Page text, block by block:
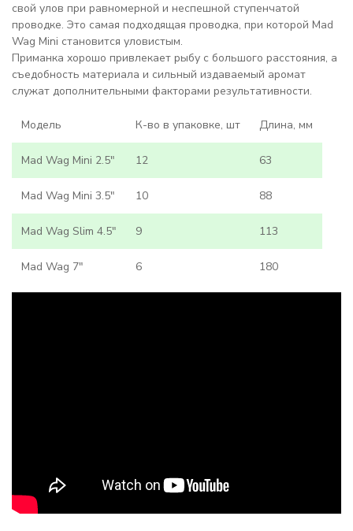
свой улов при равномерной и неспешной ступенчатой
проводке. Это самая подходящая проводка, при которой Mad
Wag Mini становится уловистым.
Приманка хорошо привлекает рыбу с большого расстояния, а
съедобность материала и сильный издаваемый аромат
служат дополнительными факторами результативности.
Модель К-во в упаковке, шт Длина, мм
Mad Wag Mini 2.5" 12 63
Mad Wag Mini 3.5" 10 88
Mad Wag Slim 4.5" 9 113
Mad Wag 7" 6 180